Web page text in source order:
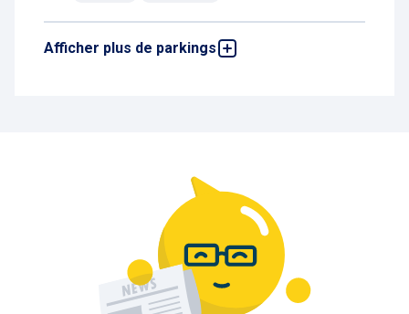
Afficher plus de parkings
Ecuyer
Boulevard de l'Impératrice, 1000 Bruxelles,
Belgique / Rue du Marché aux Herbes 104,
1000 Bruxelles, Belgique
Disponible